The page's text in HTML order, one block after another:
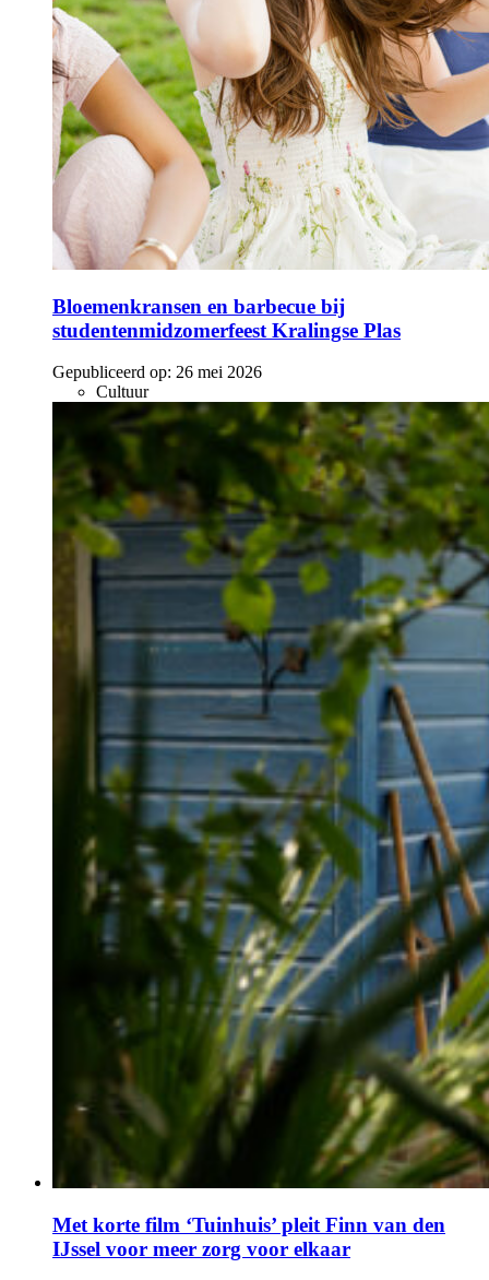
Bloemenkransen en barbecue bij
studentenmidzomerfeest Kralingse Plas
Gepubliceerd op: 26 mei 2026
Cultuur
Met korte film ‘Tuinhuis’ pleit Finn van den
IJssel voor meer zorg voor elkaar